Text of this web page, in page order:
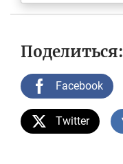
Поделиться:
Facebook
Twitter